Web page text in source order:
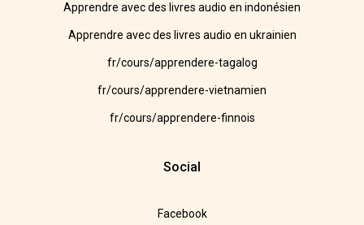
Apprendre avec des livres audio en indonésien
Apprendre avec des livres audio en ukrainien
fr/cours/apprendere-tagalog
fr/cours/apprendere-vietnamien
fr/cours/apprendere-finnois
Social
Facebook